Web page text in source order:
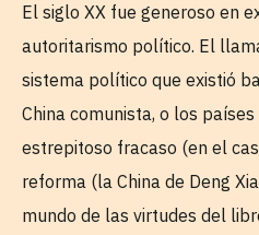
El siglo XX fue generoso en
autoritarismo político. El
sistema político que existió
China comunista, o los
estrepitoso fracaso (en el
reforma (la China de Deng
mundo de las virtudes del